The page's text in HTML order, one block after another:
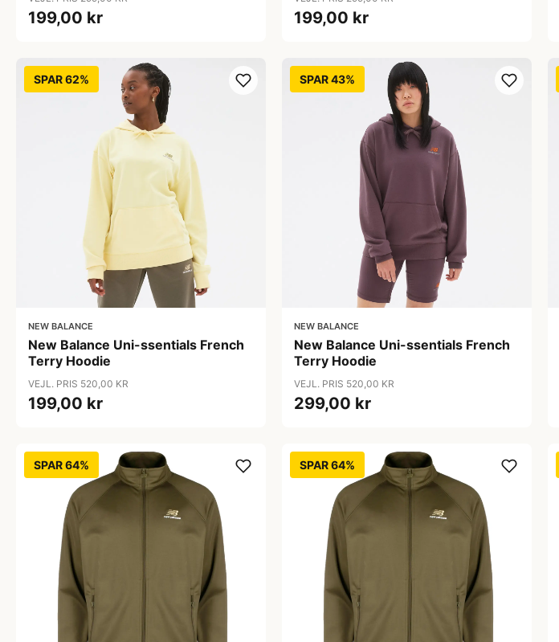
199,00 kr 199,00 kr
SPAR 62%
NEW BALANCE
New Balance Uni-ssentials French
Terry Hoodie
VEJL. PRIS 520,00 KR
199,00 kr
SPAR 43%
NEW BALANCE
New Balance Uni-ssentials French
Terry Hoodie
VEJL. PRIS 520,00 KR
299,00 kr
SPAR 64% SPAR 64%